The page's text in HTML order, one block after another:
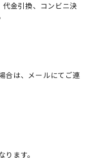
金引換、コンビニ決
合は、メールにてご連
ます。